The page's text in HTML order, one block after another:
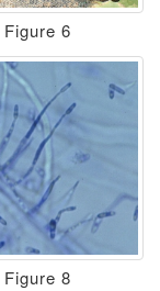
Figure 6
Figure 8